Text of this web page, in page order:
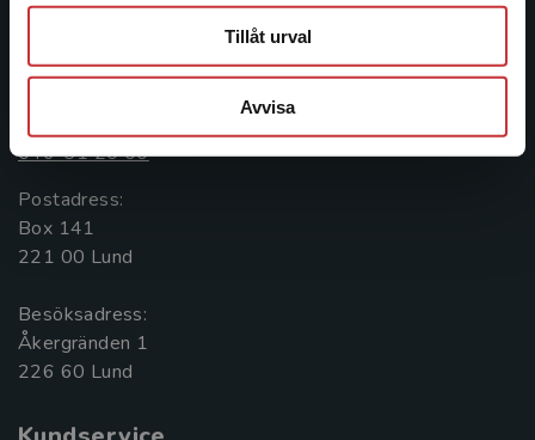
Tillåt urval
Avvisa
046-31 20 00
Postadress:
Box 141
221 00 Lund
Besöksadress:
Åkergränden 1